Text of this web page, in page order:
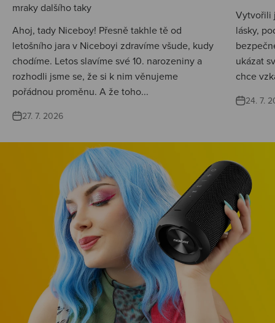
mraky dalšího taky
Ahoj, tady Niceboy! Přesně takhle tě od
letošního jara v Niceboyi zdravíme všude, kudy
chodíme. Letos slavíme své 10. narozeniny a
rozhodli jsme se, že si k nim věnujeme
pořádnou proměnu. A že toho...
27. 7. 2026
Vytvořili
lásky,
ukázat
chce
24. 7.